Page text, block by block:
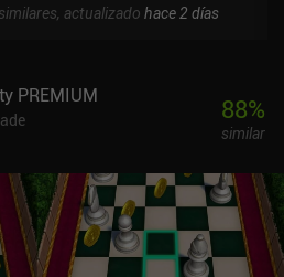
actualizado hace 2 días
PREMIUM 88%
similar